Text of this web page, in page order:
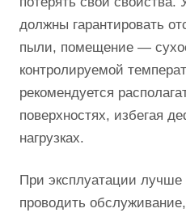
должны гарантировать
пыли, помещение —
контролируемой
рекомендуется
поверхностях, избегая
нагрузках.
При эксплуатации лучше
проводить